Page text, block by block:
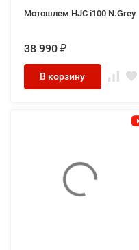
Мотошлем HJC i100 N.Grey
38 990 ₽
В корзину